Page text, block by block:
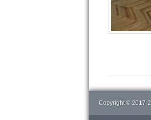
Copyright © 2017-